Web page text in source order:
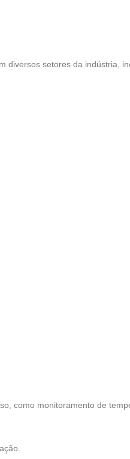
diversos setores da indústria,
como monitoramento de